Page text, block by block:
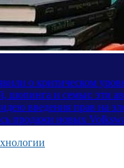
о критическом
шопинга и семьи: эти
введения прав на
продажи новых